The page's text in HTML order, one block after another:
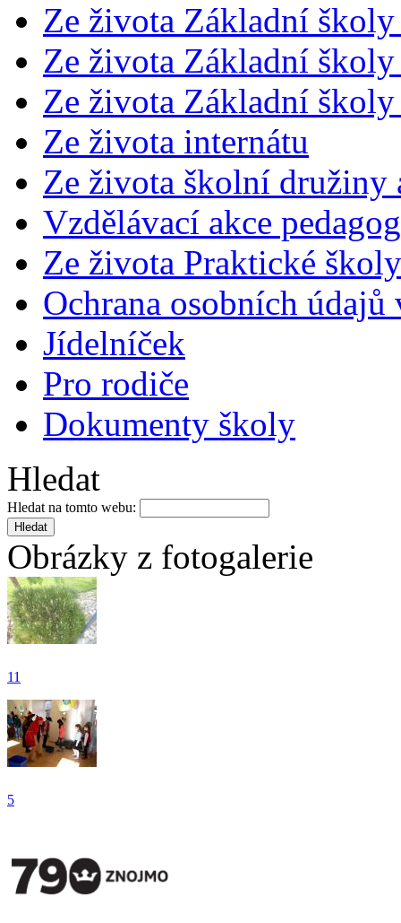
Ze života Základní
Ze života Základní
Ze života Základní
Ze života internátu
Ze života školní družiny
Vzdělávací akce
Ze života Praktické školy
Ochrana osobních údajů
Jídelníček
Pro rodiče
Dokumenty školy
Hledat
Hledat na tomto webu:
Obrázky z fotogalerie
11
5